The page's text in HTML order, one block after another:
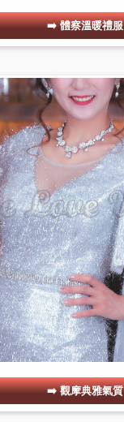
體察溫暖禮服
觀摩典雅氣質